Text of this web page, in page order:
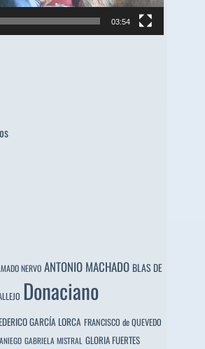
03:54
NERVO ANTONIO MACHADO BLAS DE
Donaciano
GARCÍA LORCA FRANCISCO de QUEVEDO
GABRIELA MISTRAL GLORIA FUERTES